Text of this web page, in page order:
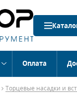
Оплата
Торцевые насадки и